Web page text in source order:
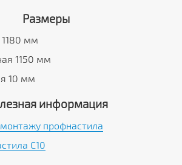
Размеры
мм
1150 мм
10 мм
информация
профнастила
C10